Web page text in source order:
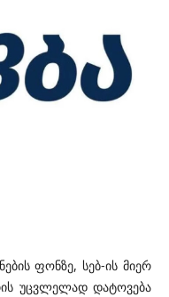
ფონზე, სებ-ის მიერ
უცვლელად დატოვება